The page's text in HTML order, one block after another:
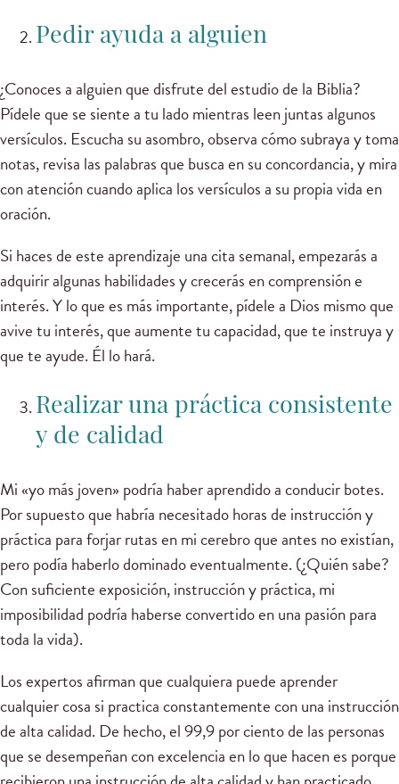
Pedir ayuda a alguien
¿Conoces a alguien que disfrute del estudio de la Biblia?
Pídele que se siente a tu lado mientras leen juntas algunos
versículos. Escucha su asombro, observa cómo subraya y toma
notas, revisa las palabras que busca en su concordancia, y mira
con atención cuando aplica los versículos a su propia vida en
oración.
Si haces de este aprendizaje una cita semanal, empezarás a
adquirir algunas habilidades y crecerás en comprensión e
interés. Y lo que es más importante, pídele a Dios mismo que
avive tu interés, que aumente tu capacidad, que te instruya y
que te ayude. Él lo hará.
Realizar una práctica consistente
y de calidad
Mi «yo más joven» podría haber aprendido a conducir botes.
Por supuesto que habría necesitado horas de instrucción y
práctica para forjar rutas en mi cerebro que antes no existían,
pero podía haberlo dominado eventualmente. (¿Quién sabe?
Con suficiente exposición, instrucción y práctica, mi
imposibilidad podría haberse convertido en una pasión para
toda la vida).
Los expertos afirman que cualquiera puede aprender
cualquier cosa si practica constantemente con una instrucción
de alta calidad. De hecho, el 99,9 por ciento de las personas
que se desempeñan con excelencia en lo que hacen es porque